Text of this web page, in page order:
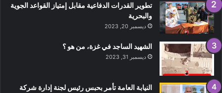
تطوير القدرات الدفاعية مقابل إمتياز القواعد الجوية
والبحرية
ديسمبر 20, 2023
الشهيد الساجد في غزة، من هو ؟
ديسمبر 31, 2023
النيابة العامة تأمر بحبس رئيس لجنة إدارة شركة